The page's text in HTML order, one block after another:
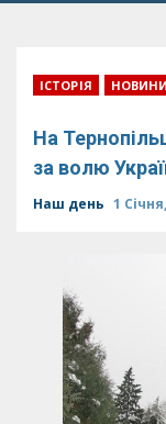
ІСТОРІЯ НОВИНИ
На
за волю
Наш день 1